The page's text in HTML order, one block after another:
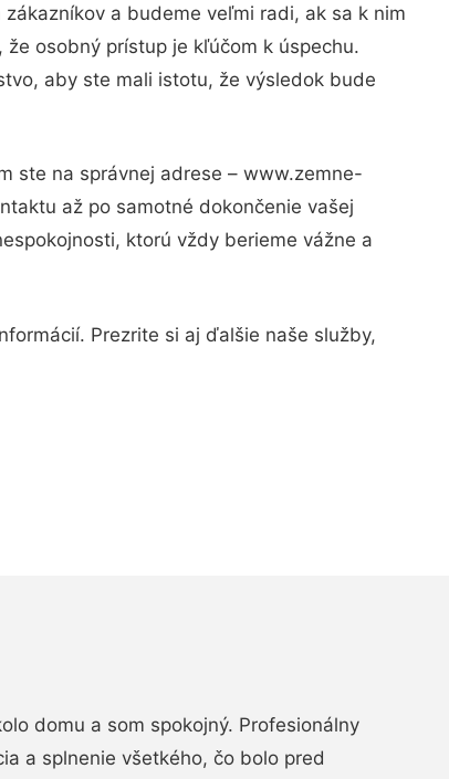
a budeme veľmi radi, ak sa k nim
osobný prístup je kľúčom k úspechu.
aby ste mali istotu, že výsledok bude
ste na správnej adrese – www.zemne-
až po samotné dokončenie vašej
ktorú vždy berieme vážne a
Prezrite si aj ďalšie naše služby,
domu a som spokojný. Profesionálny
a splnenie všetkého, čo bolo pred